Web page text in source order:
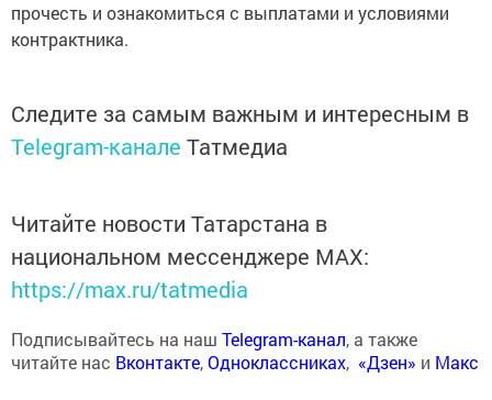
прочесть и ознакомиться с выплатами и условиями
контрактника.
Следите за самым важным и интересным в
Telegram-канале Татмедиа
Читайте новости Татарстана в
национальном мессенджере MАХ:
https://max.ru/tatmedia
Подписывайтесь на наш Telegram-канал, а также
читайте нас Вконтакте,Одноклассниках, «Дзен» и Макс